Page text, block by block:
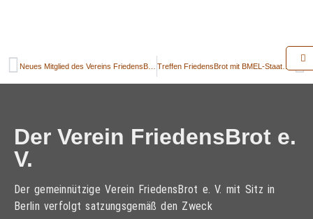
Treffen FriedensBrot mit BMEL-Staatssekretär Dr. Aeikens
Der Verein FriedensBrot e.
V.
Der gemeinnützige Verein FriedensBrot e. V. mit Sitz in
Berlin verfolgt satzungsgemäß den Zweck